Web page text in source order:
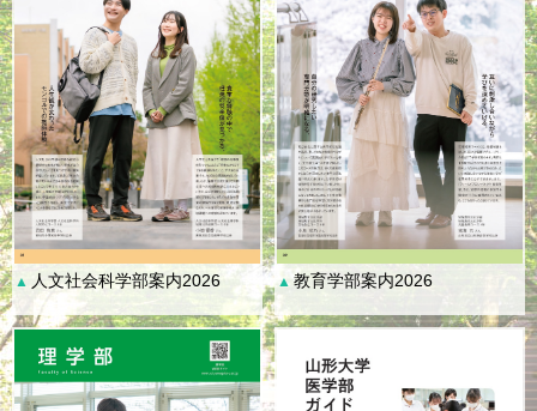
▲ 人文社会科学部案内2026 ▲ 教育学部案内2026